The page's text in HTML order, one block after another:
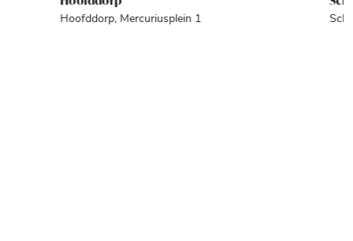
Hoofddorp, Mercuriusplein 1